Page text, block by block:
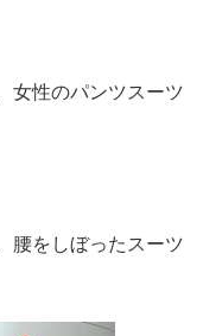
女性のパンツスーツ
腰をしぼったスーツ